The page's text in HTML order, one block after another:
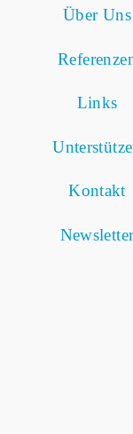
Über Uns
Links
Kontakt